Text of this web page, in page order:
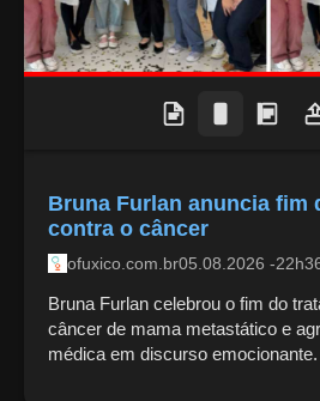
Bruna Furlan anuncia fim
contra o câncer
ofuxico.com.br05.08.2026 -
Bruna Furlan celebrou o fim do
câncer de mama metastático e
médica em discurso emocionante.